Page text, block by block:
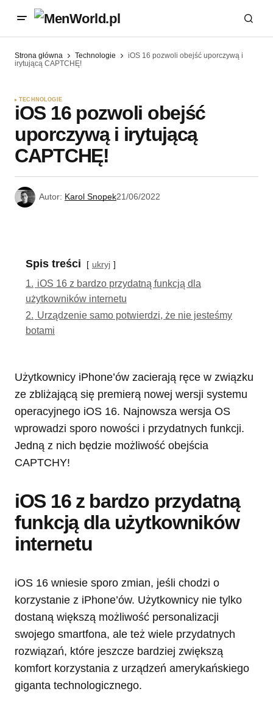
Strona główna Technologie
iOS 16 pozwoli obejść uporczywą i
irytującą CAPTCHĘ!
TECHNOLOGIE
iOS 16 pozwoli obejść
uporczywą i irytującą
CAPTCHĘ!
Autor: Karol Snopek21/06/2022
Spis treści ukryj
1. iOS 16 z bardzo przydatną funkcją dla
użytkowników internetu
2. Urządzenie samo potwierdzi, że nie jesteśmy
botami
Użytkownicy iPhone’ów zacierają ręce w związku
ze zbliżającą się premierą nowej wersji systemu
operacyjnego iOS 16. Najnowsza wersja OS
wprowadzi sporo nowości i przydatnych funkcji.
Jedną z nich będzie możliwość obejścia
CAPTCHY!
iOS 16 z bardzo przydatną
funkcją dla użytkowników
internetu
iOS 16 wniesie sporo zmian, jeśli chodzi o
korzystanie z iPhone’ów. Użytkownicy nie tylko
dostaną większą możliwość personalizacji
swojego smartfona, ale też wiele przydatnych
rozwiązań, które jeszcze bardziej zwiększą
komfort korzystania z urządzeń amerykańskiego
giganta technologicznego.